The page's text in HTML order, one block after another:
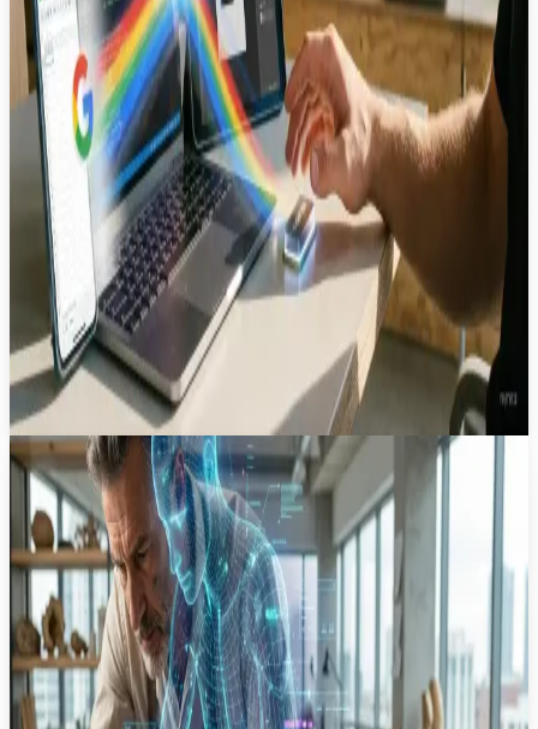
3мин
Новость ·23 июн.
Автоматизация рабочих процессов и
специализированные ИИ-модели:
главные обновления недели
Обзор новых инструментов: как Codex превращает
рутину в автоматизированные навыки, а GPT-5.5-
Cyber помогает находить уязвимости в
программном обеспечении.
OpenAI Codex Claude Автоматизация